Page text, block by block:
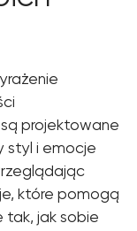
projektowane
styl i emocje
które pomogą
tak, jak sobie